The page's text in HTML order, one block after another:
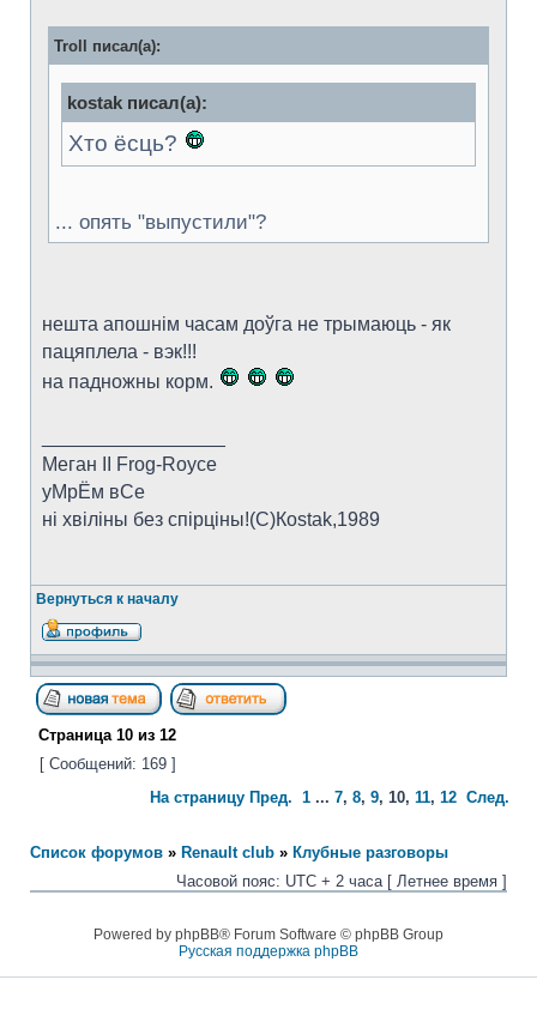
Troll писал(а):
kostak писал(а):
Хто ёсць?
... опять "выпустили"?
нешта апошнім часам доўга не трымаюць - як
пацяплела - вэк!!!
на падножны корм.
Меган II Frog-Royce
уМрЁм вСе
ні хвіліны без спірціны!(C)Коstak,1989
Вернуться к началу
Страница 10 из 12
[ Сообщений: 169 ]
На страницу Пред. 1 ... 7, 8, 9, 10, 11, 12 След.
Список форумов » Renault club » Клубные разговоры
Часовой пояс: UTC + 2 часа [ Летнее время ]
Powered by phpBB® Forum Software © phpBB Group
Русская поддержка phpBB